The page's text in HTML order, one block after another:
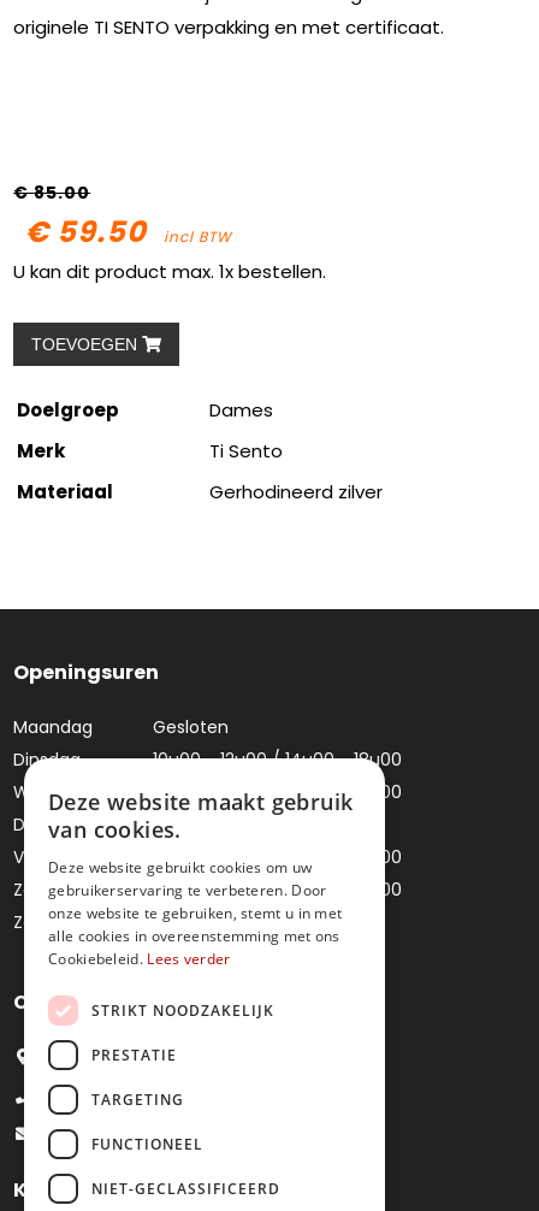
originele TI SENTO verpakking en met certificaat.
€ 85.00
€ 59.50 incl BTW
U kan dit product max. 1x bestellen.
TOEVOEGEN
Doelgroep
Dames
Merk
Ti Sento
Materiaal
Gerhodineerd zilver
Openingsuren
Maandag
Gesloten
Dinsdag
10u00 - 12u00 / 14u00 - 18u00
Woensdag
10u00 - 12u00 / 14u00 - 18u00
Donderdag
Gesloten
Vrijdag
10u00 - 12u00 / 14u00 - 18u00
Zaterdag
10u00 - 12u00 / 14u00 - 18u00
Zondag
Gesloten
Contacteer ons
Bredestraat 4, 9041 Oostakker
+32 9 251 09 27
info@juweliermoens.be
Klantenservice
Deze website maakt gebruik
van cookies.
Deze website gebruikt cookies om uw
gebruikerservaring te verbeteren. Door
onze website te gebruiken, stemt u in met
alle cookies in overeenstemming met ons
Cookiebeleid. Lees verder
STRIKT NOODZAKELIJK
PRESTATIE
TARGETING
FUNCTIONEEL
NIET-GECLASSIFICEERD